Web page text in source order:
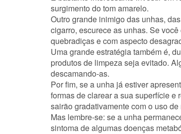
surgimento do tom amarelo.
Outro grande inimigo das unhas,
cigarro, escurece as unhas. Se
quebradiças e com aspecto
Uma grande estratégia também é,
produtos de limpeza seja evitado.
descamando-as.
Por fim, se a unha já estiver
formas de clarear a sua superfície
sairão gradativamente com o uso
Mas lembre-se: se a unha
sintoma de algumas doenças